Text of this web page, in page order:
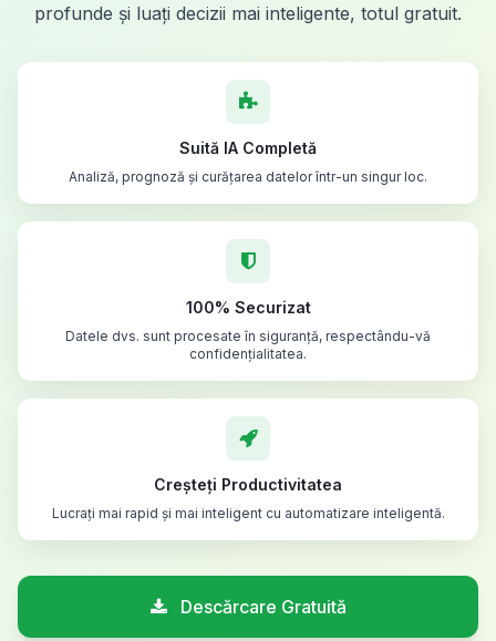
profunde și luați decizii mai inteligente, totul gratuit.
Suită IA Completă
Analiză, prognoză și curățarea datelor într-un singur loc.
100% Securizat
Datele dvs. sunt procesate în siguranță, respectându-vă
confidențialitatea.
Creșteți Productivitatea
Lucrați mai rapid și mai inteligent cu automatizare inteligentă.
Descărcare Gratuită